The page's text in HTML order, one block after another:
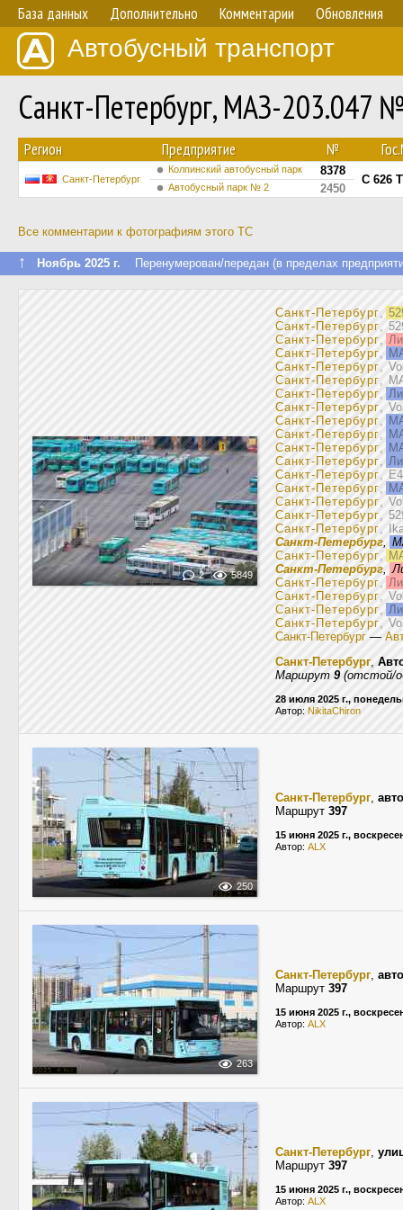
База данных Дополнительно Комментарии Обновления
Автобусный транспорт
Санкт-Петербург, МАЗ-203.047
Регион Предприятие №
Санкт-Петербург
Колпинский автобусный парк 8378
С 626
Автобусный парк № 2 2450
Все комментарии к фотографиям этого ТС
↑ Ноябрь 2025 г. Перенумерован/передан (в пределах
2 5849
Санкт-Петербург,
Санкт-Петербург,
Санкт-Петербург,
Санкт-Петербург,
Санкт-Петербург,
Санкт-Петербург,
Санкт-Петербург,
Санкт-Петербург,
Санкт-Петербург,
Санкт-Петербург,
Санкт-Петербург,
Санкт-Петербург,
Санкт-Петербург,
Санкт-Петербург,
Санкт-Петербург,
Санкт-Петербург,
Санкт-Петербург,
Санкт-Петербург,
Санкт-Петербург,
Санкт-Петербург,
Санкт-Петербург,
Санкт-Петербург,
Санкт-Петербург,
Санкт-Петербург,
Санкт-Петербург —
Санкт-Петербург,
Маршрут 9(отстой/
28 июля 2025 г.,
Автор: NikitaChiron
250
Санкт-Петербург,
Маршрут 397
15 июня 2025 г.,
Автор: ALX
263
Санкт-Петербург,
Маршрут 397
15 июня 2025 г.,
Автор: ALX
Санкт-Петербург,
Маршрут 397
15 июня 2025 г.,
Автор: ALX